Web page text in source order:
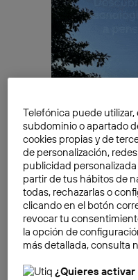
Toda una apuesta de
está involucrada. La
sobre IAestá en
código ético, en cuya
presente y, que
jurídicas y morales
Telefónica puede
subdominio o apartado
cookies propias y de
de personalización,
publicidad
partir de tus hábitos de
todas, rechazarlas o
clicando en el botón
revocar tu
la opción de
más detallada, consulta
¿Quieres